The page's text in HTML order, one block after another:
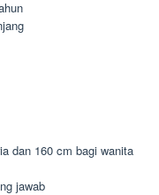
dan 160 cm bagi wanita
jawab